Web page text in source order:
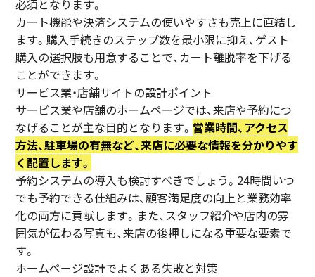
必須となります。
カート機能や決済システムの使いやすさも売上に直結し
ます。購入手続きのステップ数を最小限に抑え、ゲスト
購入の選択肢も用意することで、カート離脱率を下げる
ことができます。
サービス業・店舗サイトの設計ポイント
サービス業や店舗のホームページでは、来店や予約につ
なげることが主な目的となります。 営業時間、アクセス
方法、駐車場の有無など、来店に必要な情報を分かりやす
く配置します。
予約システムの導入も検討すべきでしょう。24時間いつ
でも予約できる仕組みは、顧客満足度の向上と業務効率
化の両方に貢献します。また、スタッフ紹介や店内の雰
囲気が伝わる写真も、来店の後押しになる重要な要素で
す。
ホームページ設計でよくある失敗と対策